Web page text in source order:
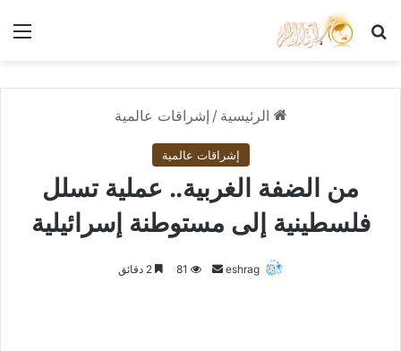
بحث عن
الرئيسية / إشراقات عالمية
إشراقات عالمية
من الضفة الغربية.. عملية تسلل
فلسطينية إلى مستوطنة إسرائيلية
eshrag
أرسل 81